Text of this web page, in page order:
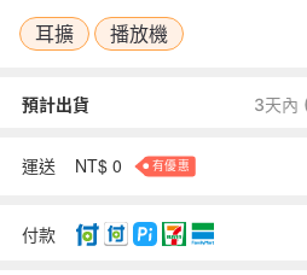
耳擴 播放機
預計出貨 3天
國外+國內物流，出貨時間會從抵達台灣
運送 NT$ 0 有優惠
7-11取貨付款 0 元 歡慶全站490免運
7-11取貨 0 元 歡慶全站490免運
付款